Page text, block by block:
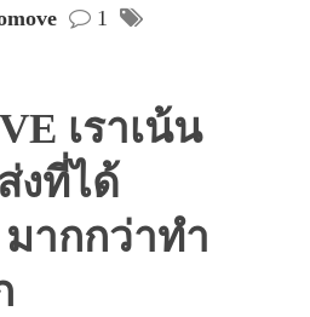
1
เราเน้น
งที่ได้
ากกว่าทำ